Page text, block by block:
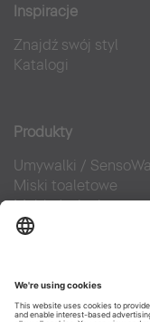
Inspiracje
Znajdź swój styl
Katalogi
Produkty
Umywalki /
Miski toaletowe
Meble łazienkowe
Kategorie
Kreator łazienkowy
Wiedza o